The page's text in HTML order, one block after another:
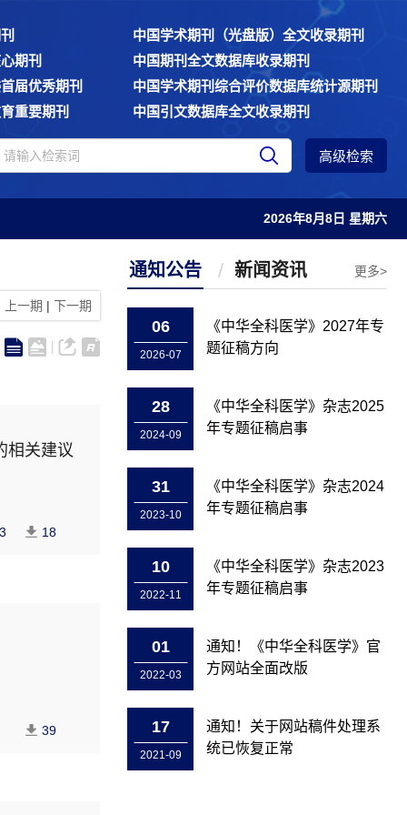
中国学术期刊（光盘版）全文收录期刊
期刊
中国期刊全文数据库收录期刊
届优秀期刊
中国学术期刊综合评价数据库统计源期刊
重要期刊
中国引文数据库全文收录期刊
高级检索
2026年8月8日 星期六
一期 | 下一期
相关建议
18
39
通知公告 新闻资讯 更多>
06
2026-07
《中华全科医学》2027年专
题征稿方向
28
2024-09
《中华全科医学》杂志2025
年专题征稿启事
31
2023-10
《中华全科医学》杂志2024
年专题征稿启事
10
2022-11
《中华全科医学》杂志2023
年专题征稿启事
01
2022-03
通知！《中华全科医学》官
方网站全面改版
17
2021-09
通知！关于网站稿件处理系
统已恢复正常